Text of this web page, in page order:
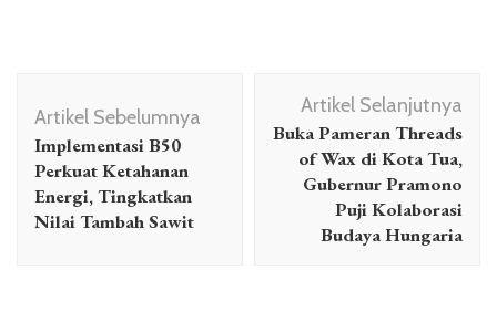
Artikel
Artikel Sebelumnya
Implementasi B50
Perkuat Ketahanan
Energi, Tingkatkan
Nilai Tambah Sawit
Artikel Selanjutnya
Buka Pameran Threads
of Wax di Kota Tua,
Gubernur Pramono
Puji Kolaborasi
Budaya Hungaria